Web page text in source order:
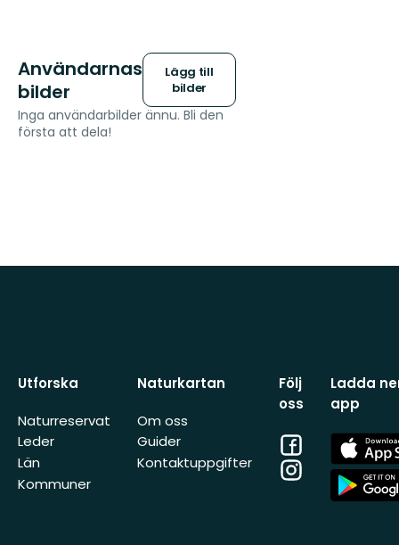
Användarnas
bilder
Lägg till
bilder
Inga användarbilder ännu. Bli den
första att dela!
Utforska
Naturreservat
Leder
Län
Kommuner
Naturkartan
Om oss
Guider
Kontaktuppgifter
Följ
oss
Facebook
Instagram
Ladda
app
App
Store
App
Store